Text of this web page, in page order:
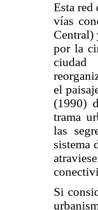
Esta red
vías
Central)
por la
ciudad
el
(1990)
trama
las
sistema
Si